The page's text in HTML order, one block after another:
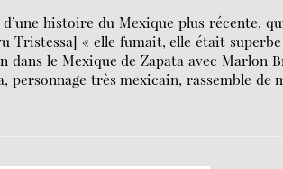
histoire du Mexique plus récente,
Tristessa] « elle fumait, elle était
dans le Mexique de Zapata avec Marlon
personnage très mexicain, rassemble de